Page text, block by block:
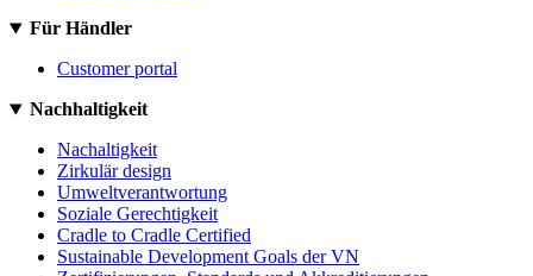
Für Händler
Customer portal
Nachhaltigkeit
Nachaltigkeit
Zirkulär design
Umweltverantwortung
Soziale Gerechtigkeit
Cradle to Cradle Certified
Sustainable Development Goals der VN